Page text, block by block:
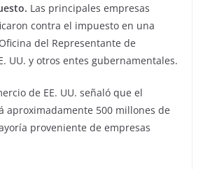
Las principales empresas
contra el impuesto en una
del Representante de
UU. y otros entes gubernamentales.
de EE. UU. señaló que el
aproximadamente 500 millones de
proveniente de empresas